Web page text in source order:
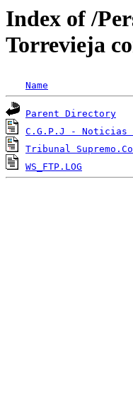
Index of /
Torrevieja
Name
Parent Directory
C.G.P.J - Noticias
Tribunal
WS_FTP.LOG